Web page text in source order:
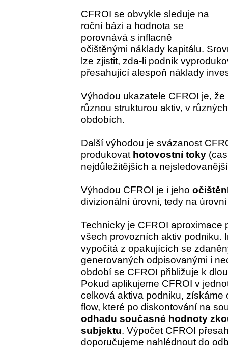
CFROI se obvykle sleduje na
roční bázi a hodnota se
porovnává s inflacně
očištěnými náklady kapitálu.
lze zjistit, zda-li podnik
přesahující alespoň náklady
Výhodou ukazatele CFROI je,
různou strukturou aktiv, v
obdobích.
Další výhodou je svázanost
produkovat hotovostní toky
nejdůležitějších a
Výhodou CFROI je i jeho
divizionální úrovni, tedy na
Technicky je CFROI
všech provozních aktiv podniku.
vypočítá z opakujících se
generovaných odpisovanými i
období se CFROI přibližuje k
Pokud aplikujeme CFROI v
celková aktiva podniku,
flow, které po diskontování na
odhadu současné hodnoty
subjektu. Výpočet CFROI
doporučujeme nahlédnout do